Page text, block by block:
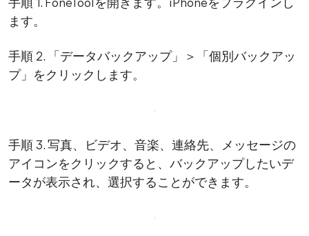
手順 1. FoneToolを開きます。iPhoneをプラグインし
ます。
手順 2. 「データバックアップ」＞「個別バックアッ
プ」をクリックします。
手順 3. 写真、ビデオ、音楽、連絡先、メッセージの
アイコンをクリックすると、バックアップしたいデ
ータが表示され、選択することができます。